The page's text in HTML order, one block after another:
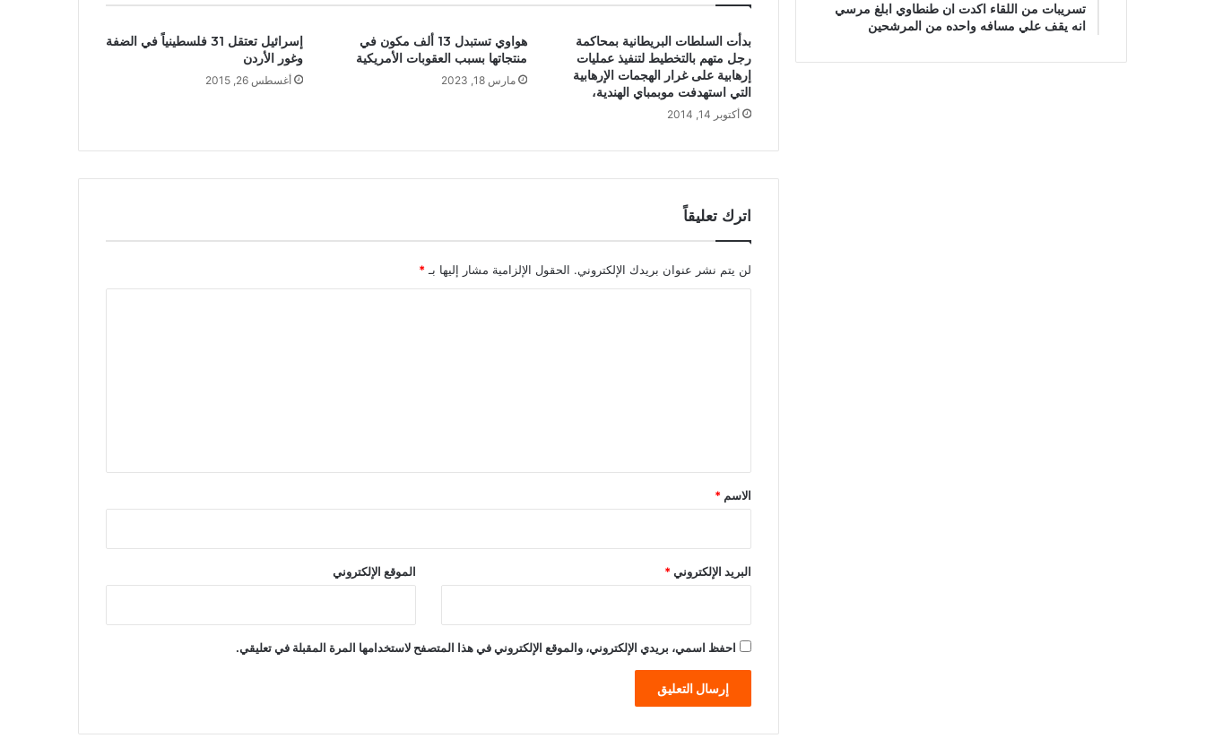
بدأت السلطات البريطانية بمحاكمة
رجل متهم بالتخطيط لتنفيذ عمليات
إرهابية على غرار الهجمات الإرهابية
التي استهدفت موبمباي الهندية،
أكتوبر 14, 2014
هواوي تستبدل 13 ألف مكون في
منتجاتها بسبب العقوبات الأمريكية
مارس 18, 2023
إسرائيل تعتقل 31 فلسطينياً في الضفة
وغور الأردن
أغسطس 26, 2015
اترك تعليقاً
لن يتم نشر عنوان بريدك الإلكتروني. الحقول الإلزامية مشار إليها بـ *
*
الاسم *
البريد الإلكتروني* الموقع الإلكتروني
احفظ اسمي، بريدي الإلكتروني، والموقع الإلكتروني في هذا المتصفح لاستخدامها المرة المقبلة في تعليقي.
تسريبات من اللقاء اكدت ان طنطاوي ابلغ مرسي
انه يقف علي مسافه واحده من المرشحين